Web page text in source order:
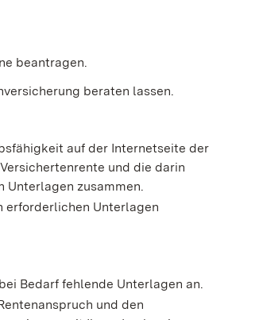
beantragen.
beraten lassen.
auf der Internetseite der
und die darin
Unterlagen zusammen.
erforderlichen Unterlagen
Bedarf fehlende Unterlagen an.
und den